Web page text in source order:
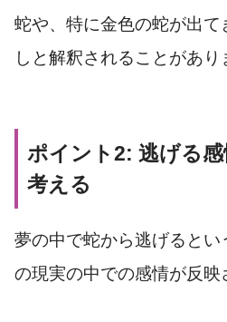
蛇や、特に金色の蛇が出
しと解釈されることがあり
ポイント2: 逃げる
考える
夢の中で蛇から逃げるとい
の現実の中での感情が反映